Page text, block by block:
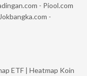
- Piool.com
Jokbangka.com -
ETF | Heatmap Koin